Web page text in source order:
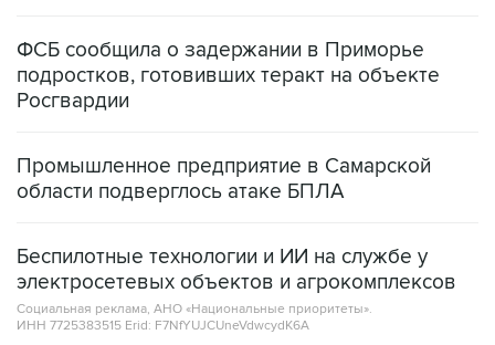
ФСБ сообщила о задержании в Приморье
подростков, готовивших теракт на объекте
Росгвардии
Промышленное предприятие в Самарской
области подверглось атаке БПЛА
Беспилотные технологии и ИИ на службе у
электросетевых объектов и агрокомплексов
Социальная реклама, АНО «Национальные приоритеты».
ИНН 7725383515 Erid: F7NfYUJCUneVdwcydK6A